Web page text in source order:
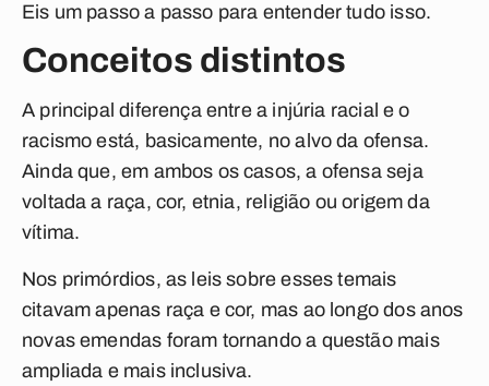
Eis um passo a passo para entender tudo isso.
Conceitos distintos
A principal diferença entre a injúria racial e o
racismo está, basicamente, no alvo da ofensa.
Ainda que, em ambos os casos, a ofensa seja
voltada a raça, cor, etnia, religião ou origem da
vítima.
Nos primórdios, as leis sobre esses temais
citavam apenas raça e cor, mas ao longo dos anos
novas emendas foram tornando a questão mais
ampliada e mais inclusiva.